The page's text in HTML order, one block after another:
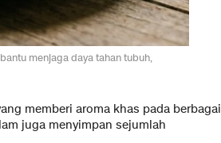
menjaga daya tahan tubuh,
memberi aroma khas pada berbagai
juga menyimpan sejumlah